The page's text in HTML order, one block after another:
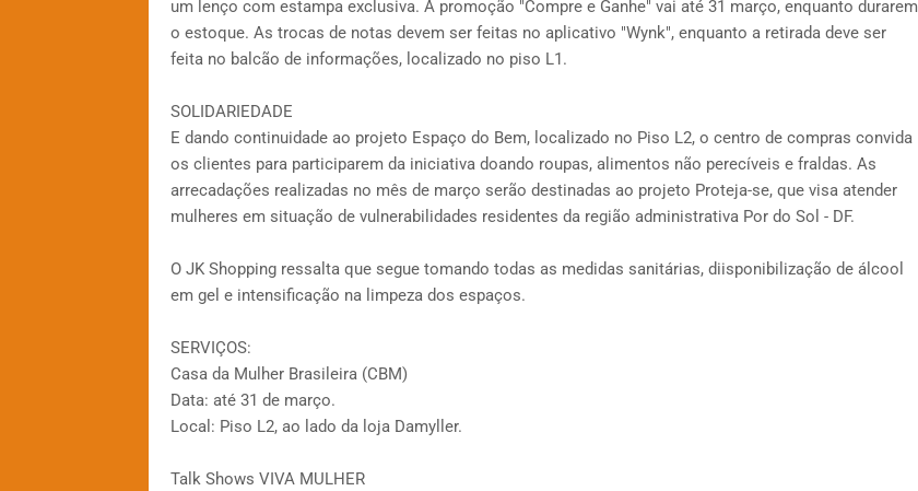
um lenço com estampa exclusiva. A promoção "Compre e Ganhe" vai até 31 março, enquanto durarem
o estoque. As trocas de notas devem ser feitas no aplicativo "Wynk", enquanto a retirada deve ser
feita no balcão de informações, localizado no piso L1.
SOLIDARIEDADE
E dando continuidade ao projeto Espaço do Bem, localizado no Piso L2, o centro de compras convida
os clientes para participarem da iniciativa doando roupas, alimentos não perecíveis e fraldas. As
arrecadações realizadas no mês de março serão destinadas ao projeto Proteja-se, que visa atender
mulheres em situação de vulnerabilidades residentes da região administrativa Por do Sol - DF.
O JK Shopping ressalta que segue tomando todas as medidas sanitárias, diisponibilização de álcool
em gel e intensificação na limpeza dos espaços.
SERVIÇOS:
Casa da Mulher Brasileira (CBM)
Data: até 31 de março.
Local: Piso L2, ao lado da loja Damyller.
Talk Shows VIVA MULHER